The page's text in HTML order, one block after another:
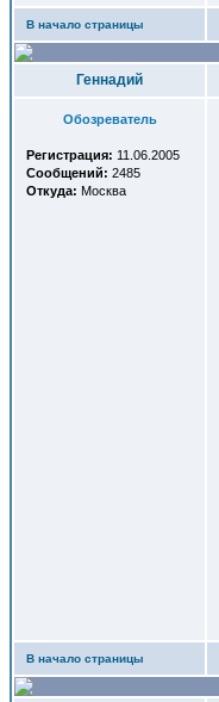
В начало страницы
Геннадий
Обозреватель
Регистрация: 11.06.2005
Сообщений: 2485
Откуда: Москва
В начало страницы